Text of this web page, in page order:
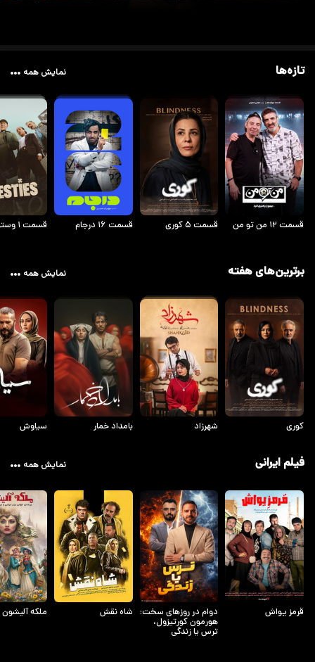
تازه‌ها نمایش همه
قسمت ۱۲ من تو من قسمت ۵ کوری قسمت ۱۶ درجام قسمت ۱ وستی ها
برترین‌های هفته نمایش همه
کوری شهرزاد بامداد خمار سیاوش
فیلم ایرانی نمایش همه
قرمز یواش دوام در روزهای سخت:
هورمون کورتیزول،
ترس یا زندگی
شاه نقش ملکه آلیشون